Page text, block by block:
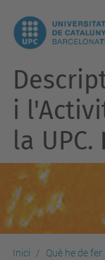
i
la UPC.
Inici Què he de fer